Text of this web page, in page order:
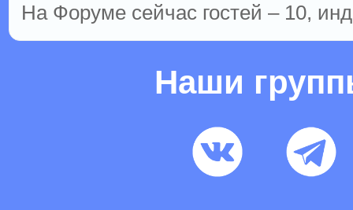
На Форуме сейчас гостей – 10,
Наши